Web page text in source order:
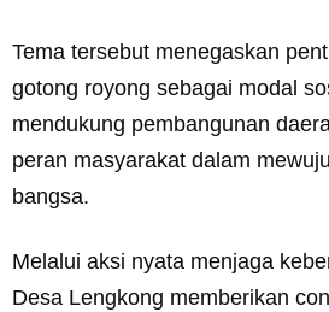
Tema tersebut menegaskan
gotong royong sebagai modal
mendukung pembangunan
peran masyarakat dalam
bangsa.
Melalui aksi nyata menjaga
Desa Lengkong memberikan